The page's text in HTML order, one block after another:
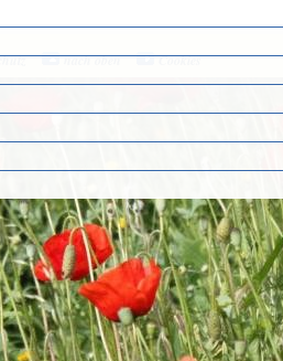
nach oben Cookies